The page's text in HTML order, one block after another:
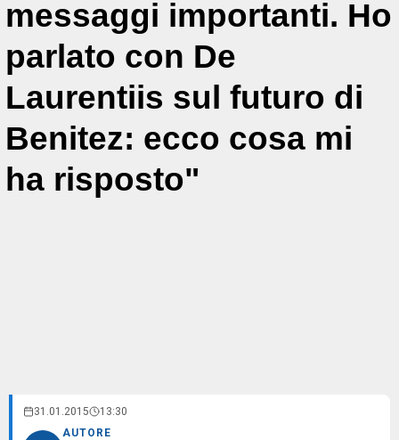
messaggi importanti. Ho
parlato con De
Laurentiis sul futuro di
Benitez: ecco cosa mi
ha risposto"
31.01.2015 13:30
AUTORE